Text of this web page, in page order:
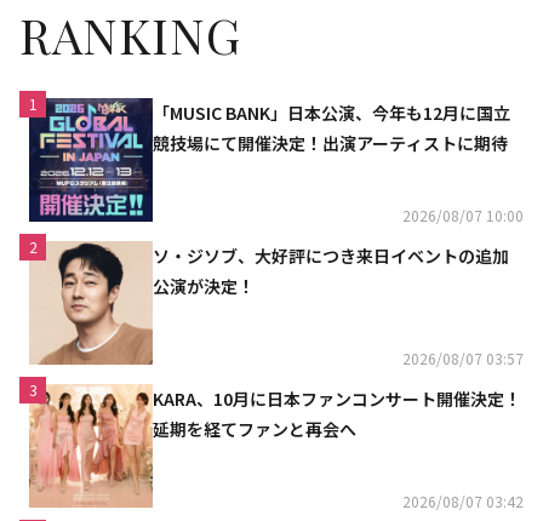
RANKING
1
「MUSIC BANK」日本公演、今年も12月に国立
競技場にて開催決定！出演アーティストに期待
2026/08/07 10:00
2
ソ・ジソブ、大好評につき来日イベントの追加
公演が決定！
2026/08/07 03:57
3
KARA、10月に日本ファンコンサート開催決定！
延期を経てファンと再会へ
2026/08/07 03:42